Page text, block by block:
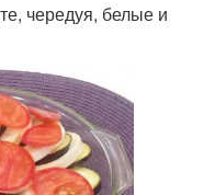
чередуя, белые и